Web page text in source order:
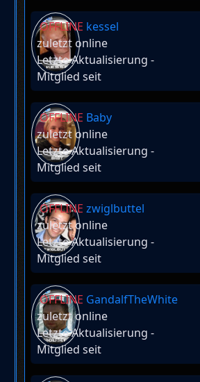
OFFLINE kessel
zuletzt online
Letzte Aktualisierung -
Mitglied seit
OFFLINE Baby
zuletzt online
Letzte Aktualisierung -
Mitglied seit
OFFLINE zwiglbuttel
zuletzt online
Letzte Aktualisierung -
Mitglied seit
OFFLINE GandalfTheWhite
zuletzt online
Letzte Aktualisierung -
Mitglied seit